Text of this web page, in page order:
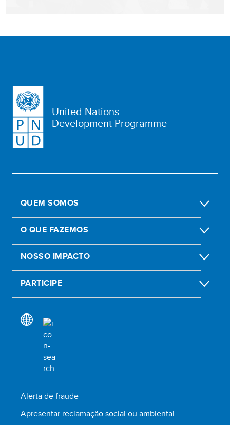
United Nations
Development Programme
QUEM SOMOS
O QUE FAZEMOS
NOSSO IMPACTO
PARTICIPE
Alerta de fraude
Apresentar reclamação social ou ambiental